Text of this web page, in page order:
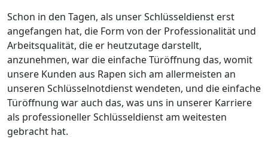
Schon in den Tagen, als unser Schlüsseldienst erst
angefangen hat, die Form von der Professionalität und
Arbeitsqualität, die er heutzutage darstellt,
anzunehmen, war die einfache Türöffnung das, womit
unsere Kunden aus Rapen sich am allermeisten an
unseren Schlüsselnotdienst wendeten, und die einfache
Türöffnung war auch das, was uns in unserer Karriere
als professioneller Schlüsseldienst am weitesten
gebracht hat.